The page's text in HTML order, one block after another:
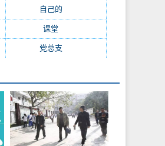
自己的
课堂
党总支